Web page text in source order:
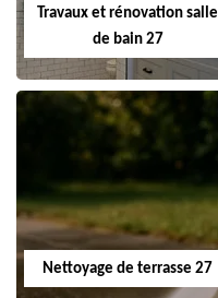
Travaux et rénovation salle
de bain 27
Nettoyage de terrasse 27